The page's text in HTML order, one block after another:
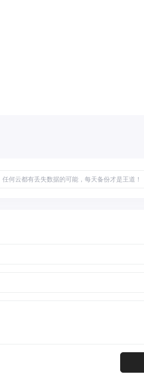
何云都有丢失数据的可能，每天备份才是王道！